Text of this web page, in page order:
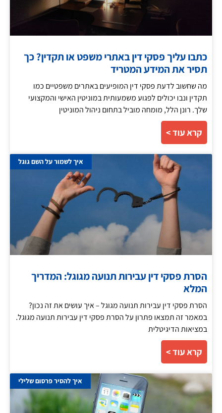
כתבו עליך פסקי דין באתרי משפט או תקדין? כך
תסיר את המידע המטריד
מה שחשוב לדעת פסקי דין המופיעים באתרים משפטיים כמו
תקדין ונבו יכולים לפגוע משמעותית במוניטין האישי והמקצועי
שלך. רונן הלל, מומחה מוביל בתחום ניהול המוניטין
קרא עוד >
איך לשמור על השם גוגל
הסרת פסקי דין עבירות תנועה מגוגל: המדריך
המלא
הסרת פסקי דין עבירות תנועה מגוגל – איך עושים את זה נכון?
במאמר זה תמצאו פתרון על הסרת פסקי דין עבירות תנועה מגוגל.
במציאות הדיגיטלית
קרא עוד >
איך להסיר פרסום שלילי